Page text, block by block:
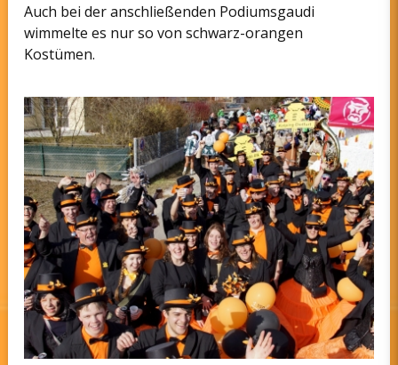
Auch bei der anschließenden Podiumsgaudi
wimmelte es nur so von schwarz-orangen
Kostümen.